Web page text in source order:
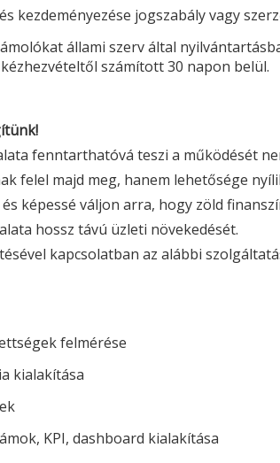
kezdeményezése jogszabály vagy
állami szerv által
számított 30 napon belül.
fenntarthatóvá teszi a működését
felel majd meg, hanem lehetősége
képessé váljon arra, hogy zöld
hossz távú üzleti növekedését.
kapcsolatban az alábbi
felmérése
kialakítása
KPI, dashboard kialakítása